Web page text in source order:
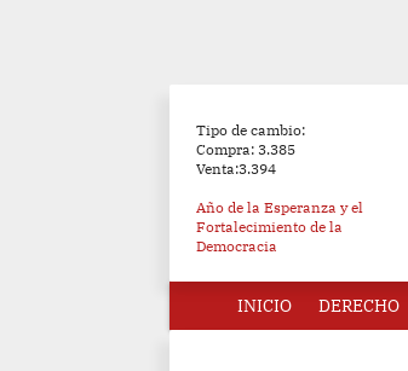
Tipo de cambio:
Compra: 3.385
Venta:3.394
Año de la Esperanza y el
Fortalecimiento de la
Democracia
INICIO DERECHO